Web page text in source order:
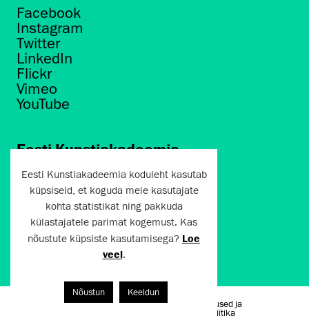
Facebook
Instagram
Twitter
LinkedIn
Flickr
Vimeo
YouTube
Eesti Kunstiakadeemia
Põhja puiestee 7
Tallinn 10412
artun@artun.ee
+372 6267301
Liitu uudiskirjaga!
Kasutustingimused ja
privaatsuspoliitika
Eesti Kunstiakadeemia koduleht kasutab
küpsiseid, et koguda meie kasutajate
kohta statistikat ning pakkuda
külastajatele parimat kogemust. Kas
nõustute küpsiste kasutamisega? Loe
veel.
Nõustun Keeldun